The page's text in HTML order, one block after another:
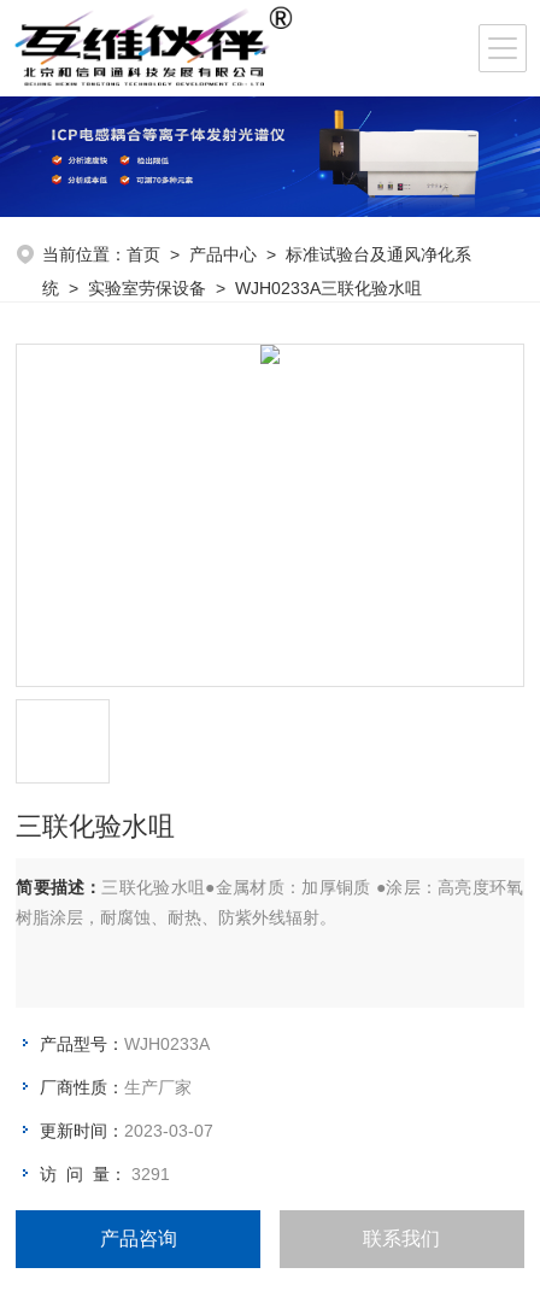
当前位置：首页 > 产品中心 >标准试验台及通风净化系
统 > 实验室劳保设备 > WJH0233A三联化验水咀
三联化验水咀
简要描述： 三联化验水咀●金属材质：加厚铜质 ●涂层：高亮度环氧
树脂涂层，耐腐蚀、耐热、防紫外线辐射。
产品型号：WJH0233A
厂商性质：生产厂家
更新时间： 2023-03-07
访 问 量：3291
产品咨询 联系我们